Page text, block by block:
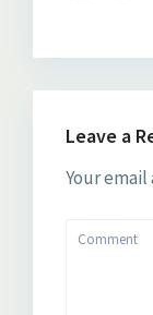
Leave a
Your